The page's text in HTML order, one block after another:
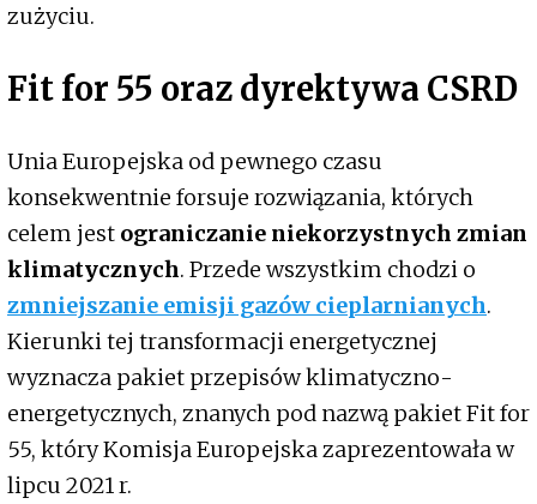
zużyciu.
Fit for 55 oraz dyrektywa CSRD
Unia Europejska od pewnego czasu
konsekwentnie forsuje rozwiązania, których
celem jest ograniczanie niekorzystnych zmian
klimatycznych. Przede wszystkim chodzi o
zmniejszanie emisji gazów cieplarnianych.
Kierunki tej transformacji energetycznej
wyznacza pakiet przepisów klimatyczno-
energetycznych, znanych pod nazwą pakiet Fit for
55, który Komisja Europejska zaprezentowała w
lipcu 2021 r.